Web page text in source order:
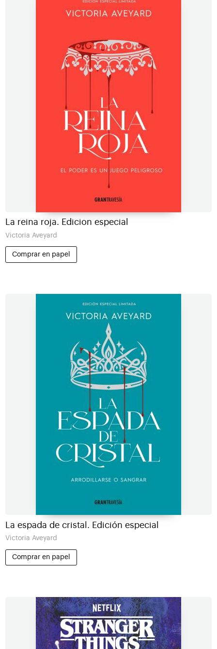
La reina roja. Edicion especial
Victoria Aveyard
Comprar en papel
La espada de cristal. Edición especial
Victoria Aveyard
Comprar en papel